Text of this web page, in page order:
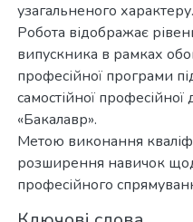
узагальненого характеру.
Робота відображає
випускника в рамках
професійної програми
самостійної професійної
«Бакалавр».
Метою виконання
розширення навичок
професійного